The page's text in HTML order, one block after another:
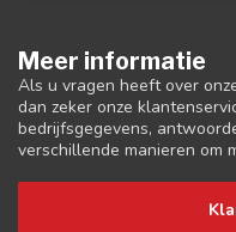
Meer informatie
Als u vragen heeft over
dan zeker onze
bedrijfsgegevens,
verschillende manieren om